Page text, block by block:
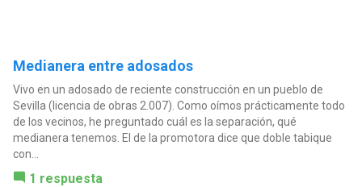
Medianera entre adosados
Vivo en un adosado de reciente construcción en un pueblo de
Sevilla (licencia de obras 2.007). Como oímos prácticamente todo
de los vecinos, he preguntado cuál es la separación, qué
medianera tenemos. El de la promotora dice que doble tabique
con...
1 respuesta